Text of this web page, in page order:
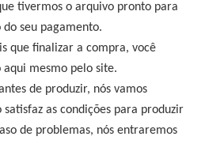
tivermos o arquivo pronto para
seu pagamento.
que finalizar a compra, você
mesmo pelo site.
de produzir, nós vamos
as condições para produzir
de problemas, nós entraremos